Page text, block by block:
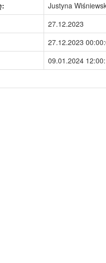
Justyna
27.12.2023
27.12.2023
09.01.2024